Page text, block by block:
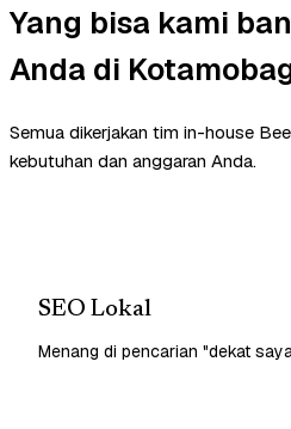
Yang bisa kami
Anda di
Semua dikerjakan tim in-house
kebutuhan dan anggaran Anda.
SEO Lokal
Menang di pencarian "dekat